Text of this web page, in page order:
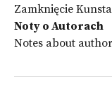
Zamknięcie
Noty o Autorach
Notes about